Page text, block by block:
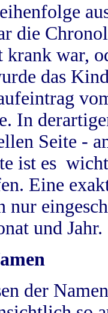
die
krank war,
das
In
Seite -
ist es
Eine
nur
und Jahr.
der